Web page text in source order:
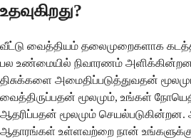
உதவுகிறது?
வீட்டு வைத்தியம் தலைமுறைகளாக
பல உண்மையில் நிவாரணம்
திசுக்களை அமைதிப்படுத்துவதன்
வைத்திருப்பதன் மூலமும், உங்கள்
ஆதரிப்பதன் மூலமும் செயல்படுகின்றன.
ஆதாரங்கள் உள்ளவற்றை நான் உங்களுக்கு